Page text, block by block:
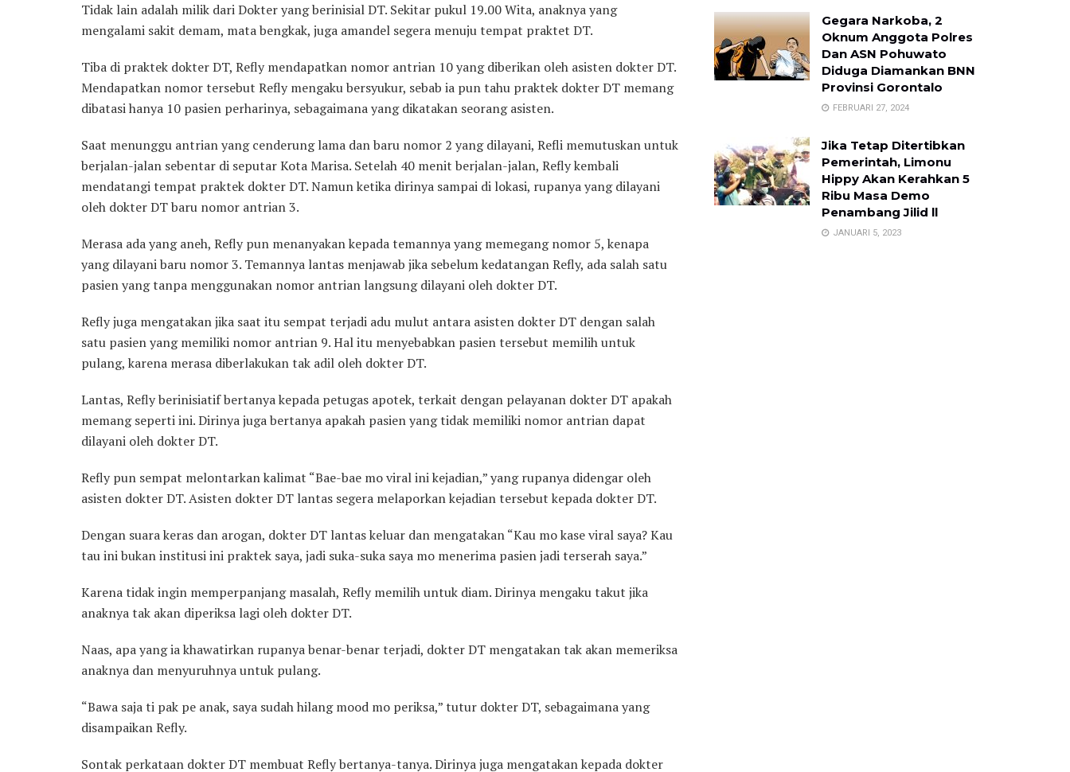
Tidak lain adalah milik dari Dokter yang berinisial DT. Sekitar pukul 19.00 Wita, anaknya yang
mengalami sakit demam, mata bengkak, juga amandel segera menuju tempat praktet DT.
Tiba di praktek dokter DT, Refly mendapatkan nomor antrian 10 yang diberikan oleh asisten dokter DT.
Mendapatkan nomor tersebut Refly mengaku bersyukur, sebab ia pun tahu praktek dokter DT memang
dibatasi hanya 10 pasien perharinya, sebagaimana yang dikatakan seorang asisten.
Saat menunggu antrian yang cenderung lama dan baru nomor 2 yang dilayani, Refli memutuskan untuk
berjalan-jalan sebentar di seputar Kota Marisa. Setelah 40 menit berjalan-jalan, Refly kembali
mendatangi tempat praktek dokter DT. Namun ketika dirinya sampai di lokasi, rupanya yang dilayani
oleh dokter DT baru nomor antrian 3.
Merasa ada yang aneh, Refly pun menanyakan kepada temannya yang memegang nomor 5, kenapa
yang dilayani baru nomor 3. Temannya lantas menjawab jika sebelum kedatangan Refly, ada salah satu
pasien yang tanpa menggunakan nomor antrian langsung dilayani oleh dokter DT.
Refly juga mengatakan jika saat itu sempat terjadi adu mulut antara asisten dokter DT dengan salah
satu pasien yang memiliki nomor antrian 9. Hal itu menyebabkan pasien tersebut memilih untuk
pulang, karena merasa diberlakukan tak adil oleh dokter DT.
Lantas, Refly berinisiatif bertanya kepada petugas apotek, terkait dengan pelayanan dokter DT apakah
memang seperti ini. Dirinya juga bertanya apakah pasien yang tidak memiliki nomor antrian dapat
dilayani oleh dokter DT.
Refly pun sempat melontarkan kalimat “Bae-bae mo viral ini kejadian,” yang rupanya didengar oleh
asisten dokter DT. Asisten dokter DT lantas segera melaporkan kejadian tersebut kepada dokter DT.
Dengan suara keras dan arogan, dokter DT lantas keluar dan mengatakan “Kau mo kase viral saya? Kau
tau ini bukan institusi ini praktek saya, jadi suka-suka saya mo menerima pasien jadi terserah saya.”
Karena tidak ingin memperpanjang masalah, Refly memilih untuk diam. Dirinya mengaku takut jika
anaknya tak akan diperiksa lagi oleh dokter DT.
Naas, apa yang ia khawatirkan rupanya benar-benar terjadi, dokter DT mengatakan tak akan memeriksa
anaknya dan menyuruhnya untuk pulang.
“Bawa saja ti pak pe anak, saya sudah hilang mood mo periksa,” tutur dokter DT, sebagaimana yang
disampaikan Refly.
Sontak perkataan dokter DT membuat Refly bertanya-tanya. Dirinya juga mengatakan kepada dokter
Gegara Narkoba, 2
Oknum Anggota Polres
Dan ASN Pohuwato
Diduga Diamankan BNN
Provinsi Gorontalo
FEBRUARI 27, 2024
Jika Tetap Ditertibkan
Pemerintah, Limonu
Hippy Akan Kerahkan 5
Ribu Masa Demo
Penambang Jilid ll
JANUARI 5, 2023